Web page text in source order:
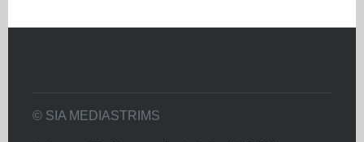
© SIA MEDIASTRIMS